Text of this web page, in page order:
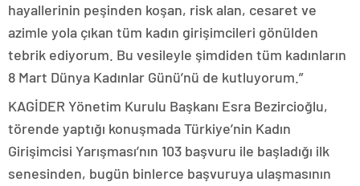
hayallerinin peşinden koşan, risk alan, cesaret ve
azimle yola çıkan tüm kadın girişimcileri gönülden
tebrik ediyorum. Bu vesileyle şimdiden tüm kadınların
8 Mart Dünya Kadınlar Günü’nü de kutluyorum.”
KAGİDER Yönetim Kurulu Başkanı Esra Bezircioğlu,
törende yaptığı konuşmada Türkiye’nin Kadın
Girişimcisi Yarışması’nın 103 başvuru ile başladığı ilk
senesinden, bugün binlerce başvuruya ulaşmasının